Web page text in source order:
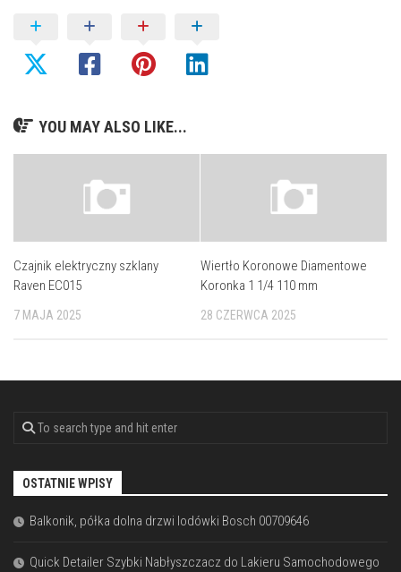
YOU MAY ALSO LIKE...
Czajnik elektryczny szklany
Raven EC015
7 MAJA 2025
Wiertło Koronowe Diamentowe
Koronka 1 1/4 110 mm
28 CZERWCA 2025
OSTATNIE WPISY
Balkonik, półka dolna drzwi lodówki Bosch 00709646
Quick Detailer Szybki Nabłyszczacz do Lakieru Samochodowego